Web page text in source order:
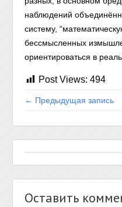
наблюдений
систему,
бессмысленных
ориентироваться в
Post Views: 494
← Предыдущая запись
Оставить